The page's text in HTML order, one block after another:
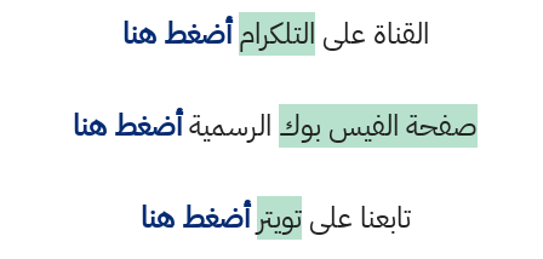
القناة على التلكرام أضغط هنا
صفحة الفيس بوك الرسميةأضغط هنا
تابعنا علىتويتر أضغط هنا